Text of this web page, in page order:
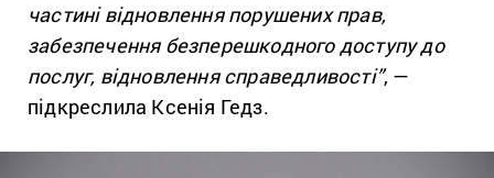
частині відновлення порушених прав,
забезпечення безперешкодного доступу до
послуг, відновлення справедливості”, —
підкреслила Ксенія Гедз.